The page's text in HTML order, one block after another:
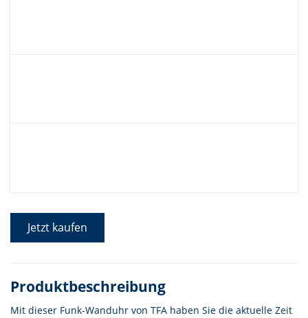
Jetzt kaufen
Produktbeschreibung
Mit dieser Funk-Wanduhr von TFA haben Sie die aktuelle Zeit